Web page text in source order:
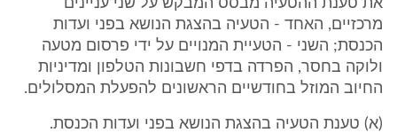
את טענת ההטעיה מבסס המבקש על שני עניינים
מרכזיים, האחד - הטעיה בהצגת הנושא בפני ועדות
הכנסת; השני - הטעיית המנויים על ידי פרסום מטעה
ולוקה בחסר, הפרדה בדפי חשבונות הטלפון ומדיניות
החיוב המוזל בחודשיים הראשונים להפעלת המסלולים.
(א) טענת הטעיה בהצגת הנושא בפני ועדות הכנסת.